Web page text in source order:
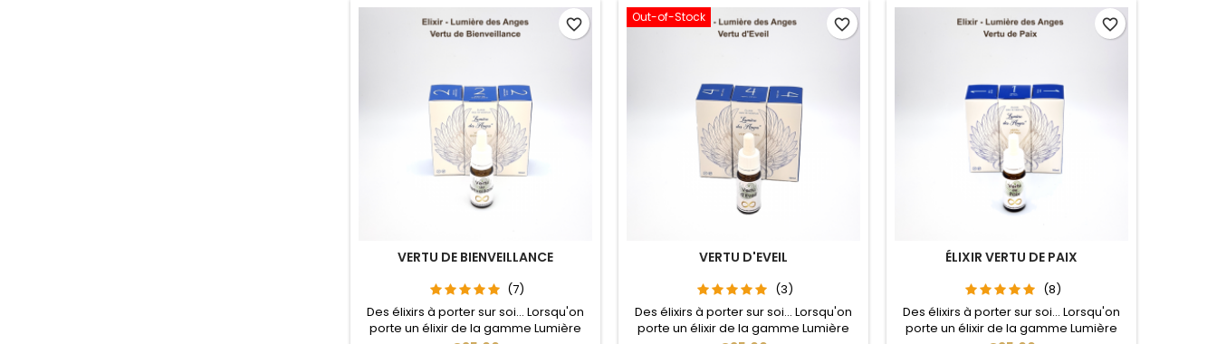
VERTU DE BIENVEILLANCE
(7)
Des élixirs à porter sur soi... Lorsqu'on
porte un élixir de la gamme Lumière
favorite_border Out-of-Stock
VERTU D'EVEIL
(3)
Des élixirs à porter sur soi... Lorsqu'on
porte un élixir de la gamme Lumière
favorite_border
ÉLIXIR VERTU DE PAIX
(8)
Des élixirs à porter sur soi... Lorsqu'on
porte un élixir de la gamme Lumière
favorite_border